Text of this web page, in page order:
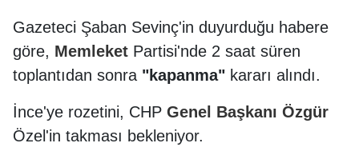
Gazeteci Şaban Sevinç'in duyurduğu habere
göre, Memleket Partisi'nde 2 saat süren
toplantıdan sonra "kapanma" kararı alındı.
İnce'ye rozetini, CHP Genel Başkanı Özgür
Özel'in takması bekleniyor.